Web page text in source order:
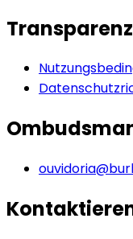
Transparenz